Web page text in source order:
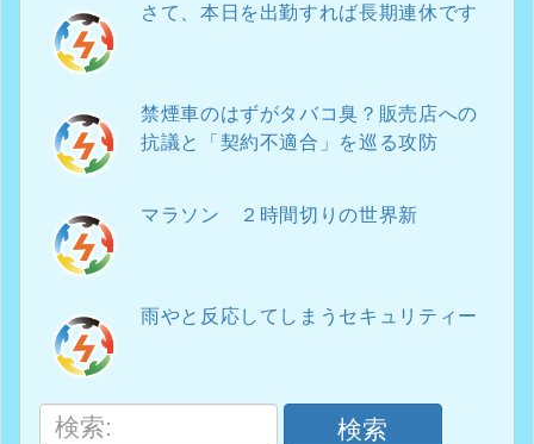
さて、本日を出勤すれば長期連休です
禁煙車のはずがタバコ臭？販売店への
抗議と「契約不適合」を巡る攻防
マラソン ２時間切りの世界新
雨やと反応してしまうセキュリティー
検索